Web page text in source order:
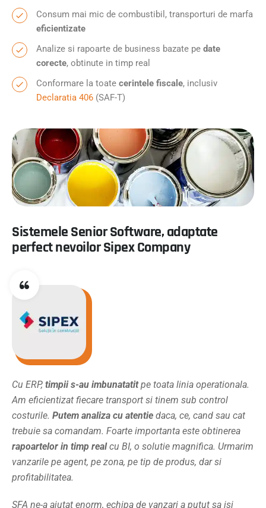
Consum mai mic de combustibil, transporturi de marfa
eficientizate
Analize si rapoarte de business bazate pe date
corecte, obtinute in timp real
Conformare la toate cerintele fiscale, inclusiv
Declaratia 406 (SAF-T)
Sistemele Senior Software, adaptate
perfect nevoilor Sipex Company
Cu ERP, timpii s-au imbunatatitpe toata linia operationala.
Am eficientizat fiecare transport si tinem sub control
costurile. Putem analiza cu atentie daca, ce, cand sau cat
trebuie sa comandam. Foarte importanta este obtinerea
rapoartelor in timp realcu BI, o solutie magnifica. Urmarim
vanzarile pe agent, pe zona, pe tip de produs, dar si
profitabilitatea.
SFA ne-a ajutat enorm, echipa de vanzari a putut sa isi